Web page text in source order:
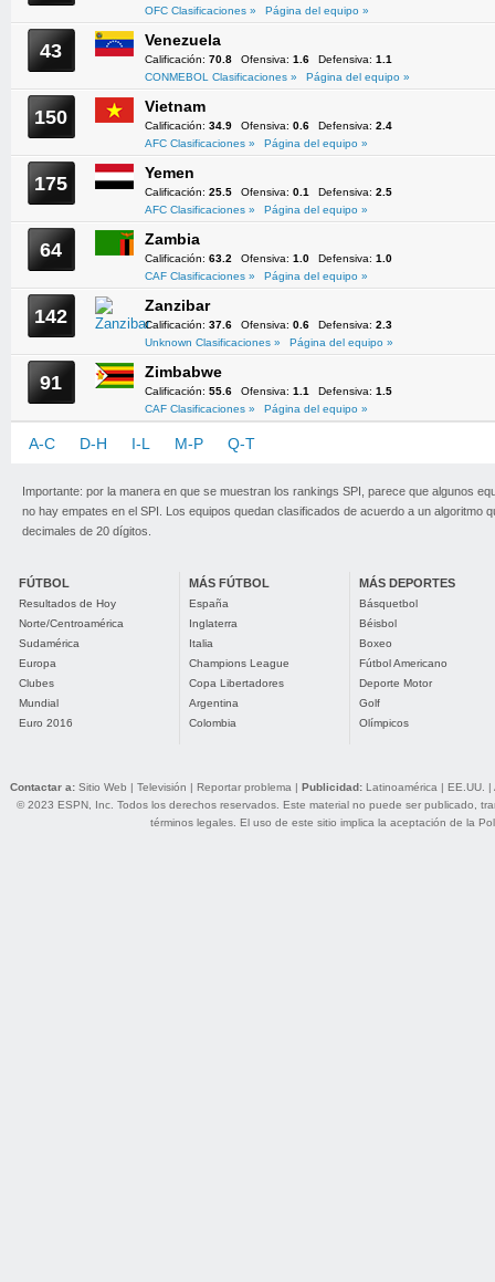
OFC Clasificaciones »
Página del equipo »
43 Venezuela
Calificación: 70.8 Ofensiva: 1.6 Defensiva: 1.1
CONMEBOL Clasificaciones »
Página del equipo »
150 Vietnam
Calificación: 34.9 Ofensiva: 0.6 Defensiva: 2.4
AFC Clasificaciones »
Página del equipo »
175 Yemen
Calificación: 25.5 Ofensiva: 0.1 Defensiva: 2.5
AFC Clasificaciones »
Página del equipo »
64 Zambia
Calificación: 63.2 Ofensiva: 1.0 Defensiva: 1.0
CAF Clasificaciones »
Página del equipo »
142 Zanzibar
Calificación: 37.6 Ofensiva: 0.6 Defensiva: 2.3
Unknown Clasificaciones »
Página del equipo »
91 Zimbabwe
Calificación: 55.6 Ofensiva: 1.1 Defensiva: 1.5
CAF Clasificaciones »
Página del equipo »
A-C D-H I-L M-P Q-T
Importante: por la manera en que se muestran los rankings SPI, parece que algunos
no hay empates en el SPI. Los equipos quedan clasificados de acuerdo a un algoritmo
decimales de 20 dígitos.
FÚTBOL
Resultados de Hoy
Norte/Centroamérica
Sudamérica
Europa
Clubes
Mundial
Euro 2016
MÁS FÚTBOL
España
Inglaterra
Italia
Champions League
Copa Libertadores
Argentina
Colombia
MÁS DEPORTES
Básquetbol
Béisbol
Boxeo
Fútbol Americano
Deporte Motor
Golf
Olímpicos
Contactar a: Sitio Web | Televisión | Reportar problema | Publicidad: Latinoamérica | EE.UU. |
© 2023 ESPN, Inc. Todos los derechos reservados. Este material no puede ser publicado,
términos legales. El uso de este sitio implica la aceptación de la